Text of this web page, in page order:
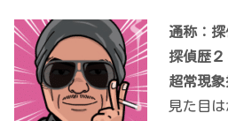
通称：探
探偵歴
超常現象
見た目